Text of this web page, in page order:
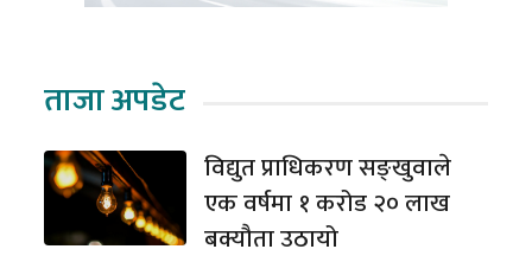
ताजा अपडेट
विद्युत प्राधिकरण सङ्खुवाले
एक वर्षमा १ करोड २० लाख
बक्यौता उठायो